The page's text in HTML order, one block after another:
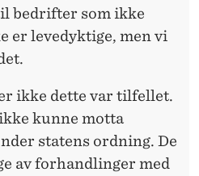
bedrifter som ikke
er levedyktige, men vi
ikke dette var tilfellet.
kunne motta
statens ordning. De
av forhandlinger med